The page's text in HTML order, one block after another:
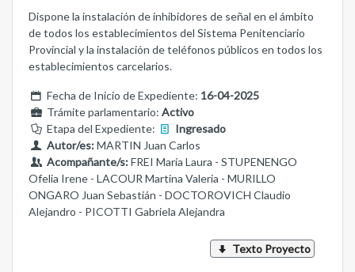
Dispone la instalación de inhibidores de señal en el ámbito
de todos los establecimientos del Sistema Penitenciario
Provincial y la instalación de teléfonos públicos en todos los
establecimientos carcelarios.
Fecha de Inicio de Expediente: 16-04-2025
Trámite parlamentario: Activo
Etapa del Expediente:
Ingresado
Autor/es:MARTIN Juan Carlos
Acompañante/s:FREI María Laura - STUPENENGO
Ofelia Irene - LACOUR Martina Valeria - MURILLO
ONGARO Juan Sebastián - DOCTOROVICH Claudio
Alejandro - PICOTTI Gabriela Alejandra
Texto Proyecto